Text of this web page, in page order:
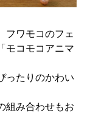
フワモコのフェ
モコモコアニマ
ったりのかわい
組み合わせもお